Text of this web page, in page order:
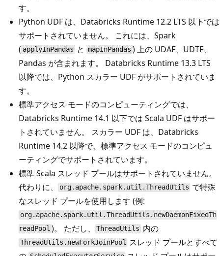
す。
Python UDF は、Databricks Runtime 12.2 LTS 以下では
サポートされていません。 これには、Spark
( applyInPandas と mapInPandas ) 上の UDAF、UDTF、
Pandas が含まれます。 Databricks Runtime 13.3 LTS
以降では、Python スカラー UDF がサポートされていま
す。
標準アクセス モードのコンピューティングでは、
Databricks Runtime 14.1 以下では Scala UDF はサポー
トされていません。 スカラー UDF は、Databricks
Runtime 14.2 以降で、標準アクセス モードのコンピュ
ーティングでサポートされています。
標準 Scala スレッド プールはサポートされていません。
代わりに、
org.apache.spark.util.ThreadUtils で特殊
なスレッド プールを使用します (例:
org.apache.spark.util.ThreadUtils.newDaemonFixedTh
readPool )。 ただし、 ThreadUtils 内の
ThreadUtils.newForkJoinPool スレッド プールとすべて